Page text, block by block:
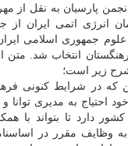
پارسیان به نقل از
انرژی اتمی ایران از
جمهوری اسلامی
انتخاب شد. متن
زیر است؛
که در شرایط کنونی
احتیاج به مدیری توانا
دارد تا بتواند با
وظایف مقرر در